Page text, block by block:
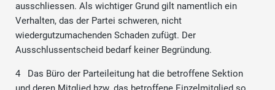
ausschliessen. Als wichtiger Grund gilt namentlich ein
Verhalten, das der Partei schweren, nicht
wiedergutzumachenden Schaden zufügt. Der
Ausschlussentscheid bedarf keiner Begründung.
4 Das Büro der Parteileitung hat die betroffene Sektion